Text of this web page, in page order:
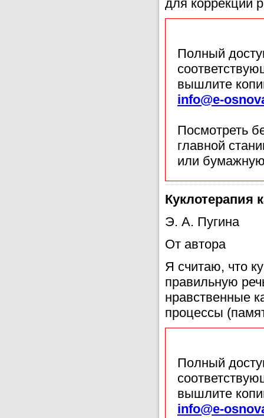
для коррекции
Полный
вышлите
info@e-
Посмотреть
главной
или
Куклотерапия
Э. А. Пугина
От автора
Я считаю, что
правильную
нравственные
процессы
Полный
вышлите
info@e-